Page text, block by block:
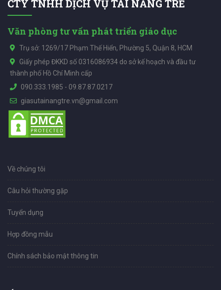
CTY TNHH DỊCH VỤ TÀI NĂNG TRẺ
Văn phòng tư vấn phát triển giáo dục
Trụ sở: 1269/17 Phạm Thế Hiển, Phường 5, Quận 8, HCM
Giấy phép ĐKKD số 0316086934 do sở kế hoạch và đầu tư
thành phố Hồ Chí Minh cấp
090.333.1985 - 09.87.87.0217
giasutainangtre.vn@gmail.com
Về chúng tôi
Câu hỏi thường gặp
Tuyển dụng
Hợp đồng mẫu
Chính sách bảo mật thông tin